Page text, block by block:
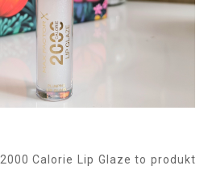
2000 Calorie Lip Glaze to produkt